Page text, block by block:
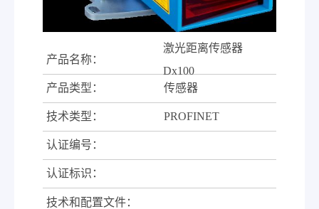
产品名称：
激光距离传感器
Dx100
产品类型：
传感器
技术类型： PROFINET
认证编号：
认证标识：
技术和配置文件：